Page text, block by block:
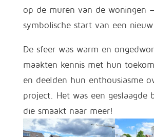
op de muren van de woningen
symbolische start van een
De sfeer was warm en
maakten kennis met hun
en deelden hun enthousiasme
project. Het was een geslaagde
die smaakt naar meer!